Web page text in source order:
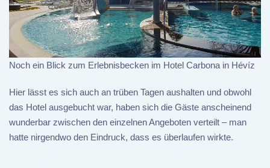
Noch ein Blick zum Erlebnisbecken im Hotel Carbona in Hévíz
Hier lässt es sich auch an trüben Tagen aushalten und obwohl
das Hotel ausgebucht war, haben sich die Gäste anscheinend
wunderbar zwischen den einzelnen Angeboten verteilt – man
hatte nirgendwo den Eindruck, dass es überlaufen wirkte.